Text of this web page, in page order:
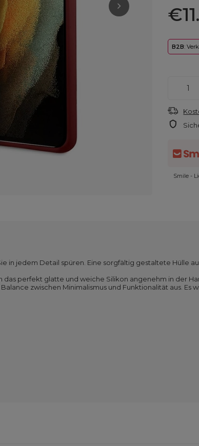
B2B:
Smile -
in jedem Detail spüren. Eine sorgfältig gestaltete Hülle
das perfekt glatte und weiche Silikon angenehm in der
zwischen Minimalismus und Funktionalität aus. Es